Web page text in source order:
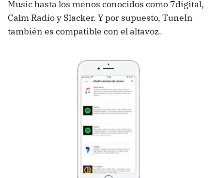
Music hasta los menos conocidos como 7digital,
Calm Radio y Slacker. Y por supuesto, TuneIn
también es compatible con el altavoz.